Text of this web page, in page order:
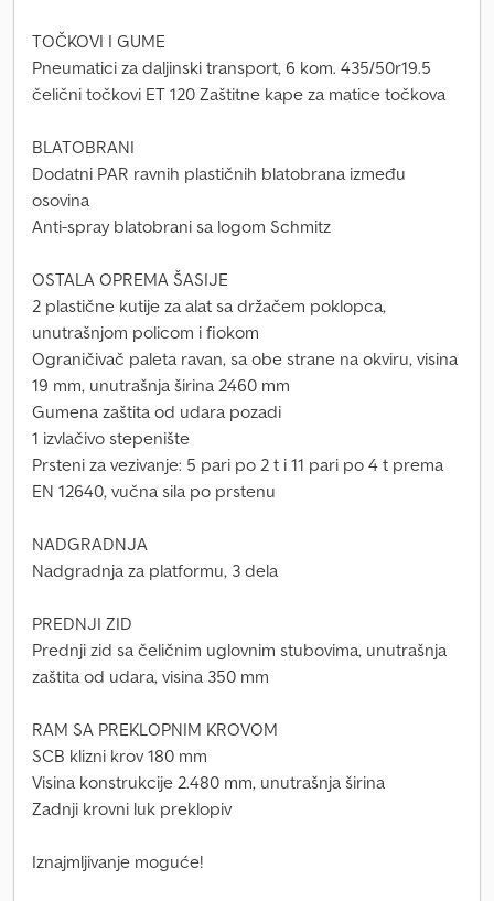
TOČKOVI I GUME
Pneumatici za daljinski transport, 6 kom. 435/50r19.5
čelični točkovi ET 120 Zaštitne kape za matice točkova
BLATOBRANI
Dodatni PAR ravnih plastičnih blatobrana između
osovina
Anti-spray blatobrani sa logom Schmitz
OSTALA OPREMA ŠASIJE
2 plastične kutije za alat sa držačem poklopca,
unutrašnjom policom i fiokom
Ograničivač paleta ravan, sa obe strane na okviru, visina
19 mm, unutrašnja širina 2460 mm
Gumena zaštita od udara pozadi
1 izvlačivo stepenište
Prsteni za vezivanje: 5 pari po 2 t i 11 pari po 4 t prema
EN 12640, vučna sila po prstenu
NADGRADNJA
Nadgradnja za platformu, 3 dela
PREDNJI ZID
Prednji zid sa čeličnim uglovnim stubovima, unutrašnja
zaštita od udara, visina 350 mm
RAM SA PREKLOPNIM KROVOM
SCB klizni krov 180 mm
Visina konstrukcije 2.480 mm, unutrašnja širina
Zadnji krovni luk preklopiv
Iznajmljivanje moguće!